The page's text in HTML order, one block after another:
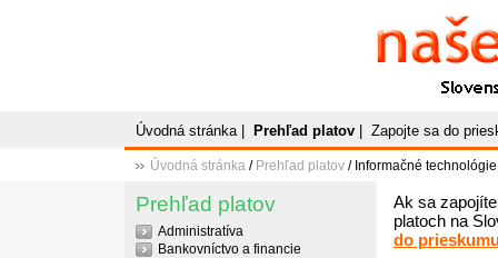
Naše
Slovenský
Úvodná stránka| Prehľad platov Zapojte sa do
Úvodná stránka / Prehľad platov / Informačné technológie
Prehľad platov
Administratíva
Bankovníctvo a financie
Ak sa
platoch na
do